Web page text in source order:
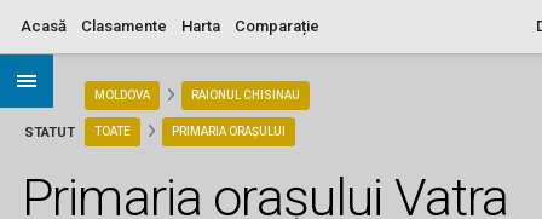
Acasă Clasamente Harta Comparație
STATUT
MOLDOVA RAIONUL CHISINAU
TOATE PRIMARIA ORAȘULUI
Primaria orașului Vatra